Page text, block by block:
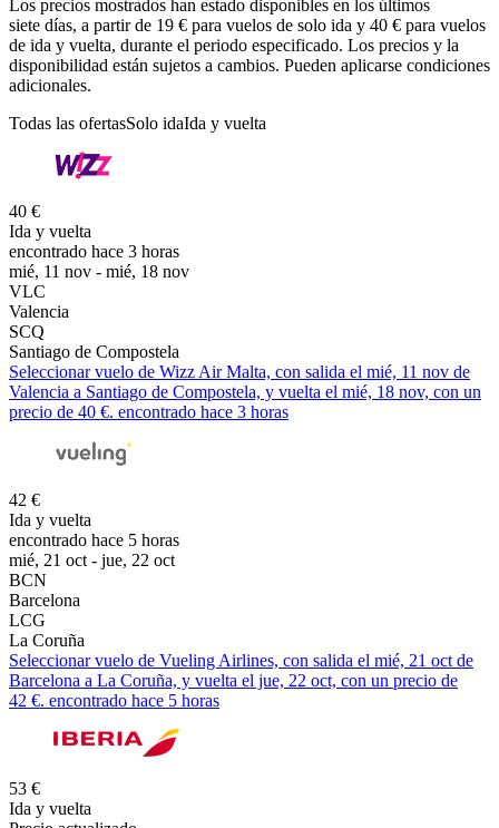
Los precios mostrados han estado disponibles en los últimos
siete días, a partir de 19 € para vuelos de solo ida y 40 € para vuelos
de ida y vuelta, durante el periodo especificado. Los precios y la
disponibilidad están sujetos a cambios. Pueden aplicarse condiciones
adicionales.
Todas las ofertasSolo idaIda y vuelta
40 €
Ida y vuelta
encontrado hace 3 horas
mié, 11 nov - mié, 18 nov
VLC
Valencia
SCQ
Santiago de Compostela
Seleccionar vuelo de Wizz Air Malta, con salida el mié, 11 nov de
Valencia a Santiago de Compostela, y vuelta el mié, 18 nov, con un
precio de 40 €. encontrado hace 3 horas
42 €
Ida y vuelta
encontrado hace 5 horas
mié, 21 oct - jue, 22 oct
BCN
Barcelona
LCG
La Coruña
Seleccionar vuelo de Vueling Airlines, con salida el mié, 21 oct de
Barcelona a La Coruña, y vuelta el jue, 22 oct, con un precio de
42 €. encontrado hace 5 horas
53 €
Ida y vuelta